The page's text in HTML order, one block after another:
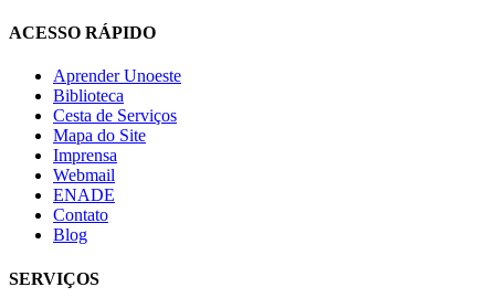
ACESSO RÁPIDO
Aprender Unoeste
Biblioteca
Cesta de Serviços
Mapa do Site
Imprensa
Webmail
ENADE
Contato
Blog
SERVIÇOS